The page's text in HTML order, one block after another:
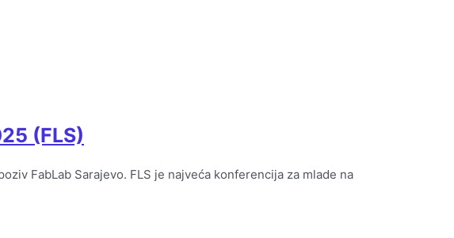
(FLS)
FabLab Sarajevo. FLS je najveća konferencija za mlade na